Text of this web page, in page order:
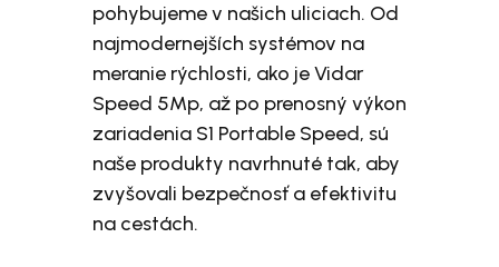
pohybujeme v našich uliciach. Od
najmodernejších systémov na
meranie rýchlosti, ako je Vidar
Speed 5Mp, až po prenosný výkon
zariadenia S1 Portable Speed, sú
naše produkty navrhnuté tak, aby
zvyšovali bezpečnosť a efektivitu
na cestách.